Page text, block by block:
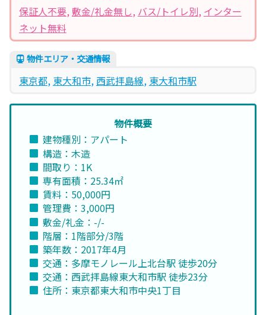
保証人不要, 敷金/礼金無し, バス/トイレ別, インター
ネット無料
物件エリア・交通情報
東京都, 東大和市, 西武拝島線, 東大和市駅
物件概要
建物種別：アパート
構造：木造
間取り：1K
専有面積：25.34㎡
賃料：50,000円
管理費：3,000円
敷金/礼金：-/-
階層：1階部分/3階
築年数：2017年4月
交通：多摩モノレール上北台駅 徒歩20分
交通：西武拝島線東大和市駅 徒歩23分
住所：東京都東大和市中央1丁目